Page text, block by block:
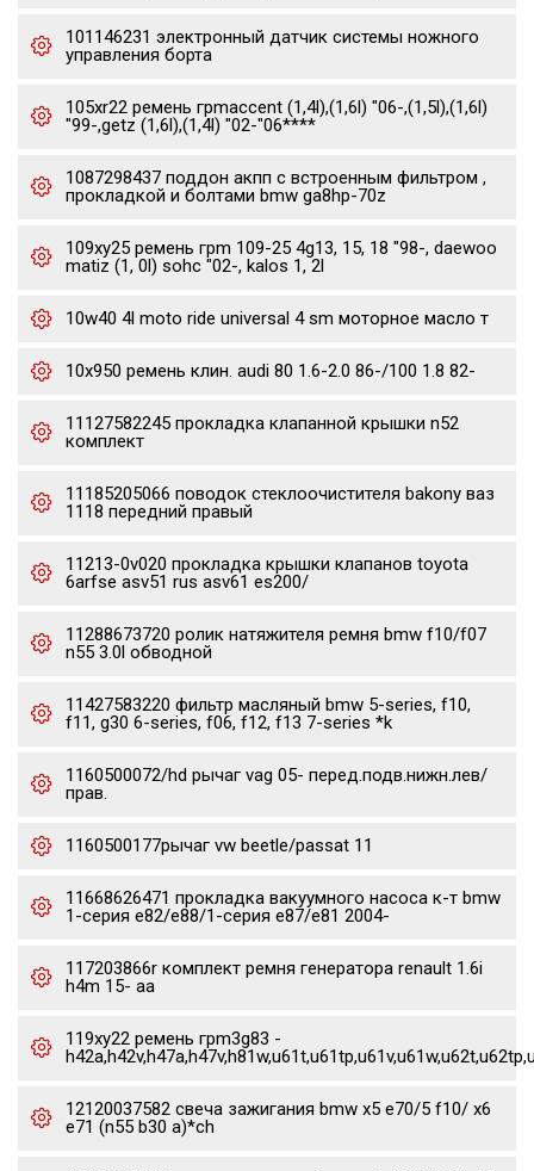
101146231 электронный датчик системы ножного
управления борта
105xr22 ремень грmaccent (1,4l),(1,6l) "06-,(1,5l),(1,6l)
"99-,getz (1,6l),(1,4l) "02-"06****
1087298437 поддон акпп с встроенным фильтром ,
прокладкой и болтами bmw ga8hp-70z
109xy25 ремень грm 109-25 4g13, 15, 18 "98-, daewoo
matiz (1, 0l) sohc "02-, kalos 1, 2l
10w40 4l moto ride universal 4 sm моторное масло т
10x950 ремень клин. audi 80 1.6-2.0 86-/100 1.8 82-
11127582245 прокладка клапанной крышки n52
комплект
11185205066 поводок стеклоочистителя bakony ваз
1118 передний правый
11213-0v020 прокладка крышки клапанов toyota
6arfse asv51 rus asv61 es200/
11288673720 ролик натяжителя ремня bmw f10/f07
n55 3.0l обводной
11427583220 фильтр масляный bmw 5-series, f10,
f11, g30 6-series, f06, f12, f13 7-series *k
1160500072/hd рычаг vag 05- перед.подв.нижн.лев/
прав.
1160500177рычаг vw beetle/passat 11
11668626471 прокладка вакуумного насоса к-т bmw
1-серия e82/e88/1-серия e87/e81 2004-
117203866r комплект ремня генератора renault 1.6i
h4m 15- aa
119xy22 ремень грm3g83 -
12120037582 свеча зажигания bmw x5 e70/5 f10/ x6
e71 (n55 b30 a)*ch